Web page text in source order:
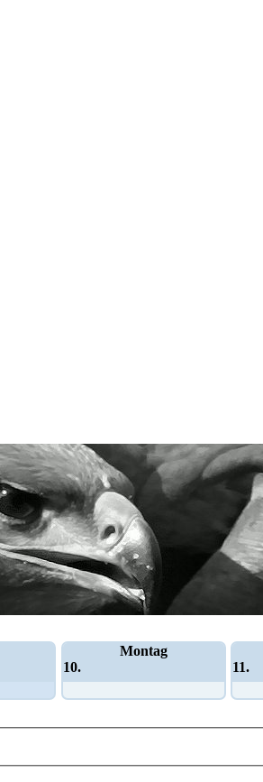
Montag
10.
11.